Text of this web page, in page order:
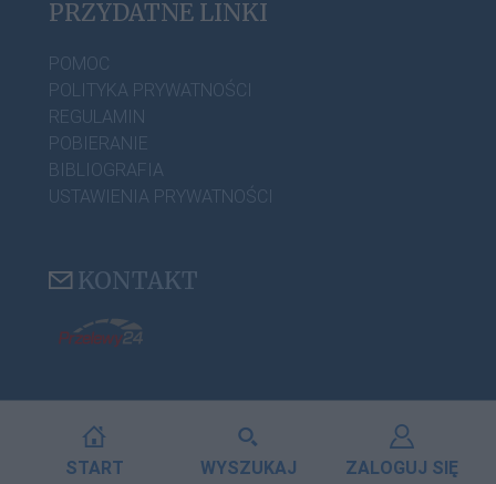
PRZYDATNE LINKI
POMOC
POLITYKA PRYWATNOŚCI
REGULAMIN
POBIERANIE
BIBLIOGRAFIA
USTAWIENIA PRYWATNOŚCI
KONTAKT
START WYSZUKAJ ZALOGUJ SIĘ